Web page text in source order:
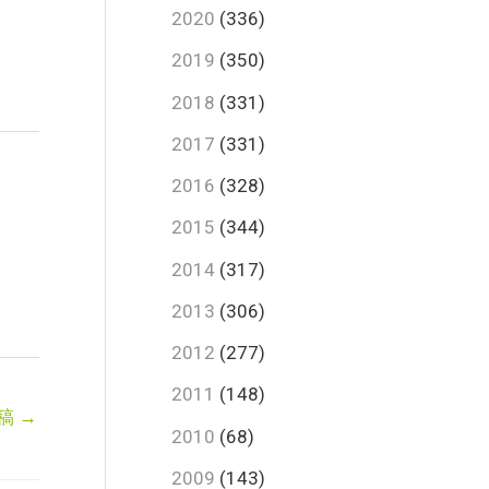
→
2020 (336)
2019 (350)
2018 (331)
2017 (331)
2016 (328)
2015 (344)
2014 (317)
2013 (306)
2012 (277)
2011 (148)
2010 (68)
2009 (143)